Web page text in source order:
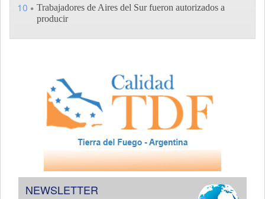
10
Trabajadores de Aires del Sur fueron autorizados a
producir
NEWSLETTER